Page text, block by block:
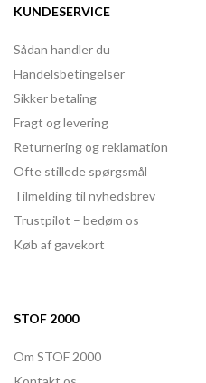
KUNDESERVICE
Sådan handler du
Handelsbetingelser
Sikker betaling
Fragt og levering
Returnering og reklamation
Ofte stillede spørgsmål
Tilmelding til nyhedsbrev
Trustpilot – bedøm os
Køb af gavekort
STOF 2000
Om STOF 2000